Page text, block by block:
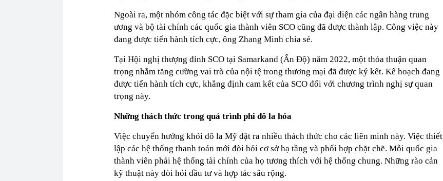
Ngoài ra, một nhóm công tác đặc biệt với sự tham gia của đại diện các ngân hàng trung
ương và bộ tài chính các quốc gia thành viên SCO cũng đã được thành lập. Công việc này
đang được tiến hành tích cực, ông Zhang Minh chia sẻ.
Tại Hội nghị thượng đỉnh SCO tại Samarkand (Ấn Độ) năm 2022, một thỏa thuận quan
trọng nhằm tăng cường vai trò của nội tệ trong thương mại đã được ký kết. Kế hoạch đang
được tiến hành tích cực, khẳng định cam kết của SCO đối với chương trình nghị sự quan
trọng này.
Những thách thức trong quá trình phi đô la hóa
Việc chuyển hướng khỏi đô la Mỹ đặt ra nhiều thách thức cho các liên minh này. Việc thiết
lập các hệ thống thanh toán mới đòi hỏi cơ sở hạ tầng và phối hợp chặt chẽ. Mỗi quốc gia
thành viên phải hệ thống tài chính của họ tương thích với hệ thống chung. Những rào cản
kỹ thuật này đòi hỏi đầu tư và hợp tác sâu rộng.